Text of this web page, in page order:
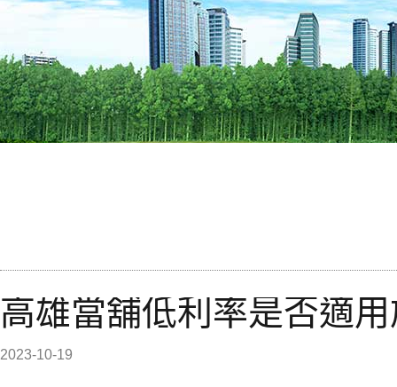
高雄當舖低利率是否適
2023-10-19